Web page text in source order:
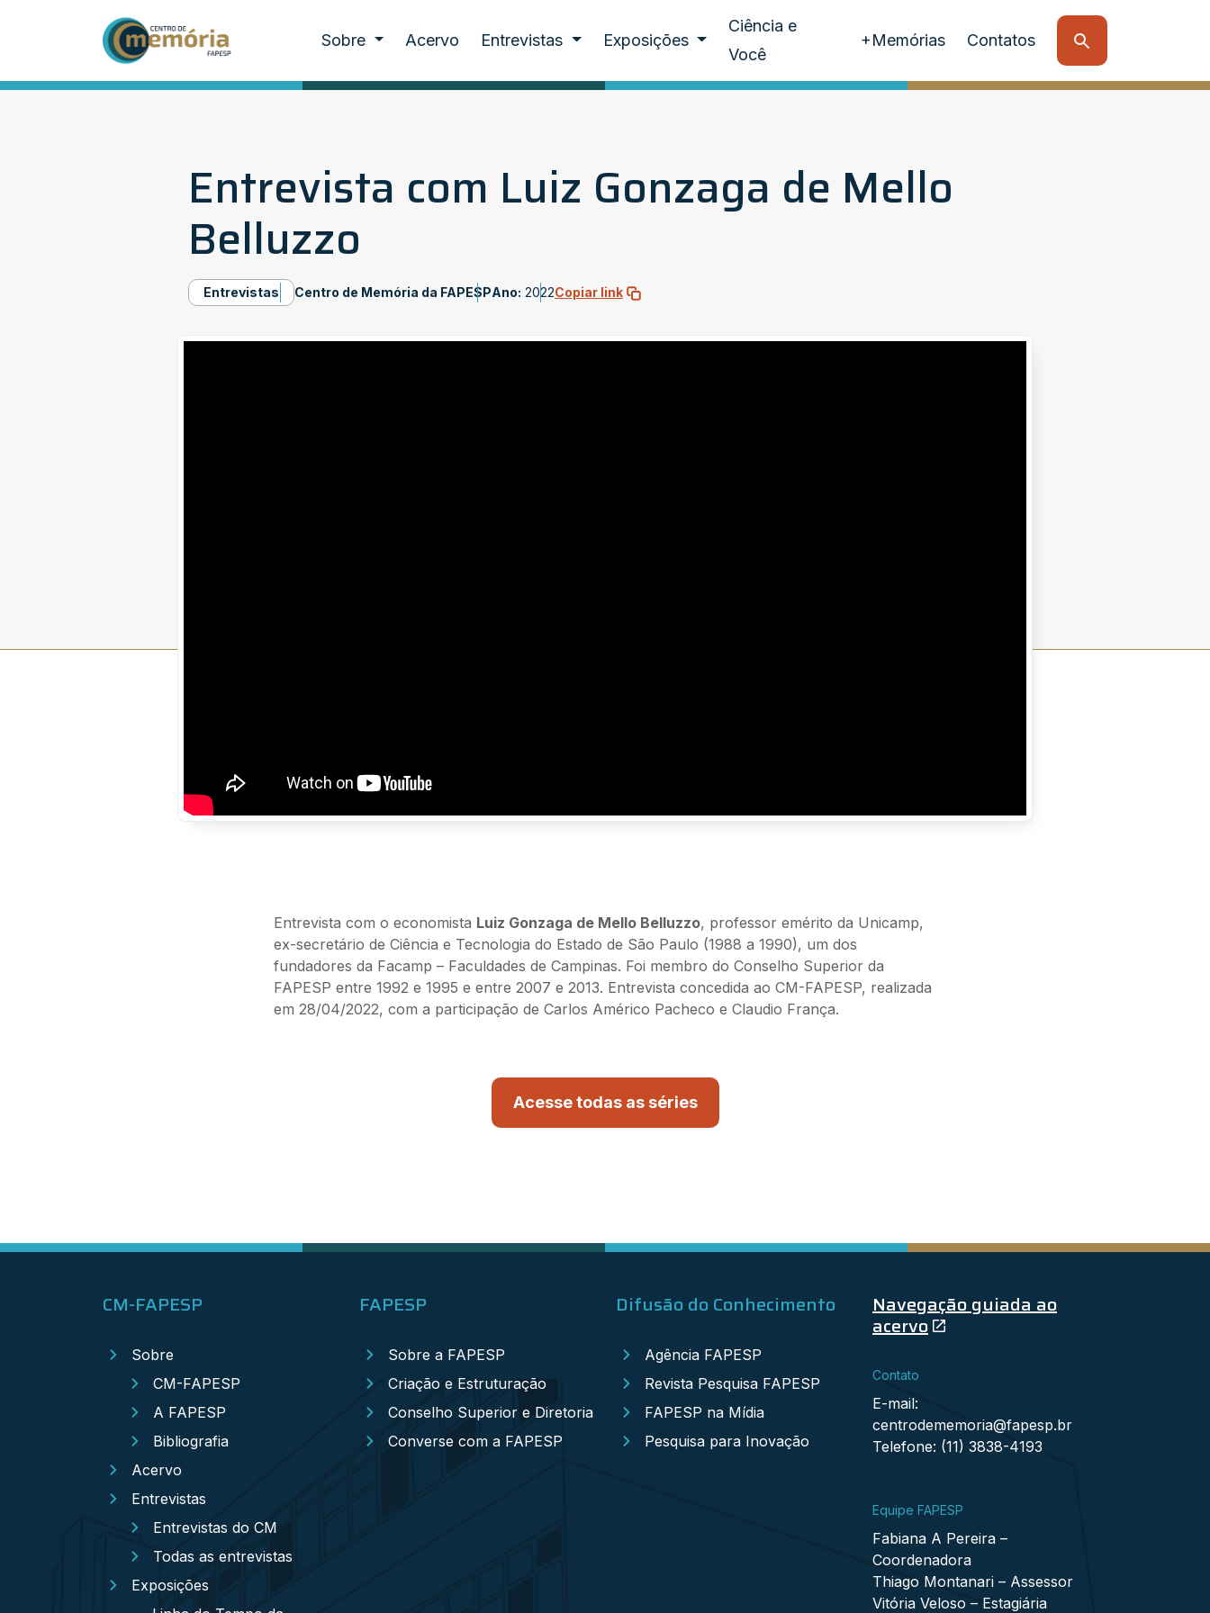
Sobre Acervo Entrevistas Exposições
Ciência e
Você
+Memórias Contatos
Entrevista com Luiz Gonzaga de Mello
Belluzzo
Entrevistas Centro de Memória da FAPESPAno: 2022Copiar link
Entrevista com o economista Luiz Gonzaga de Mello Belluzzo, professor emérito da Unicamp,
ex-secretário de Ciência e Tecnologia do Estado de São Paulo (1988 a 1990), um dos
fundadores da Facamp – Faculdades de Campinas. Foi membro do Conselho Superior da
FAPESP entre 1992 e 1995 e entre 2007 e 2013. Entrevista concedida ao CM-FAPESP, realizada
em 28/04/2022, com a participação de Carlos Américo Pacheco e Claudio França.
Acesse todas as séries
CM-FAPESP
Sobre
CM-FAPESP
A FAPESP
Bibliografia
Acervo
Entrevistas
Entrevistas do CM
Todas as entrevistas
Exposições
FAPESP
Sobre a FAPESP
Criação e Estruturação
Conselho Superior e Diretoria
Converse com a FAPESP
Difusão do Conhecimento
Agência FAPESP
Revista Pesquisa FAPESP
FAPESP na Mídia
Pesquisa para Inovação
Navegação guiada ao
acervo
Contato
E-mail:
centrodememoria@fapesp.br
Telefone: (11) 3838-4193
Equipe FAPESP
Fabiana A Pereira –
Coordenadora
Thiago Montanari – Assessor
Vitória Veloso – Estagiária